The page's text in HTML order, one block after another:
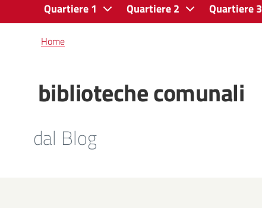
Quartiere 1 Quartiere 2 Quartiere 3
Briciole
di
Home
biblioteche comunali
dal Blog